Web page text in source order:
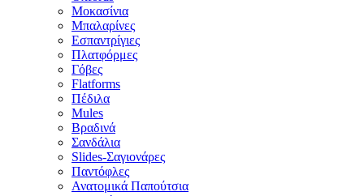
Μοκασίνια
Μπαλαρίνες
Εσπαντρίγιες
Πλατφόρμες
Γόβες
Flatforms
Πέδιλα
Mules
Βραδινά
Σανδάλια
Slides-Σαγιονάρες
Παντόφλες
Ανατομικά Παπούτσια